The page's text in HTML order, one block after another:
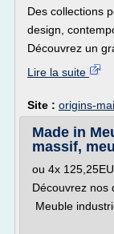
Des collections
design,
Découvrez un
Lire la suite
Site : origins-
Made in
massif,
ou 4x
Découvrez nos
Meuble